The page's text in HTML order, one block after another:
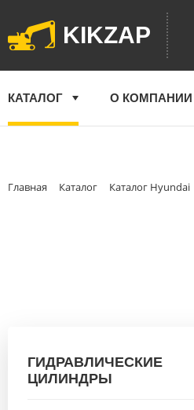
KIKZAP
КАТАЛОГ О КОМПАНИИ
Главная Каталог Каталог Hyundai
ГИДРАВЛИЧЕСКИЕ
ЦИЛИНДРЫ